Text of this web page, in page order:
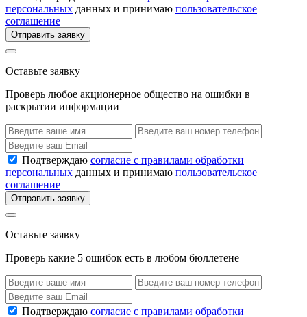
персональных данных и принимаю пользовательское
соглашение
Отправить заявку
Оставьте заявку
Проверь любое акционерное общество на ошибки в
раскрытии информации
Подтверждаю согласие с правилами обработки
персональных данных и принимаю пользовательское
соглашение
Отправить заявку
Оставьте заявку
Проверь какие 5 ошибок есть в любом бюллетене
Подтверждаю согласие с правилами обработки